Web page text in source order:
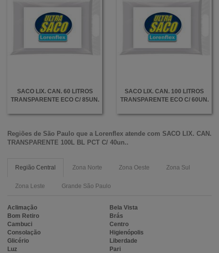
SACO LIX. CAN. 60 LITROS
TRANSPARENTE ECO C/ 85UN.
SACO LIX. CAN. 100 LITROS
TRANSPARENTE ECO C/ 60UN.
Regiões de São Paulo que a Lorenflex atende com SACO LIX. CAN.
TRANSPARENTE 100L BL PCT C/ 40un..
Região Central Zona Norte Zona Oeste Zona Sul
Zona Leste Grande São Paulo
Aclimação
Bela Vista
Bom Retiro
Brás
Cambuci
Centro
Consolação
Higienópolis
Glicério
Liberdade
Luz
Pari